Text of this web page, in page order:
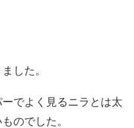
した。
でよく見るニラとは太
のでした。